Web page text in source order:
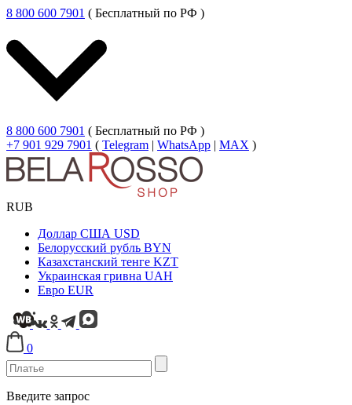
8 800 600 7901 ( Бесплатный по РФ )
8 800 600 7901 ( Бесплатный по РФ )
+7 901 929 7901 ( Telegram | WhatsApp | MAX )
RUB
Доллар США USD
Белорусский рубль BYN
Казахстанский тенге KZT
Украинская гривна UAH
Евро EUR
0
Введите запрос